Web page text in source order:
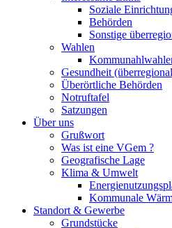
Soziale
Behörden
Sonstige
Wahlen
Gesundheit
Überörtliche Behörden
Notruftafel
Satzungen
Über uns
Grußwort
Was ist eine VGem ?
Geografische Lage
Klima & Umwelt
Kommunale
Standort & Gewerbe
Grundstücke